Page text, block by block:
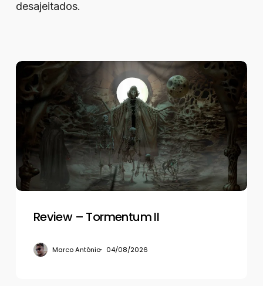
desajeitados.
Review
Tormentum
Review – Tormentum II
Marco Antônio 04/08/2026